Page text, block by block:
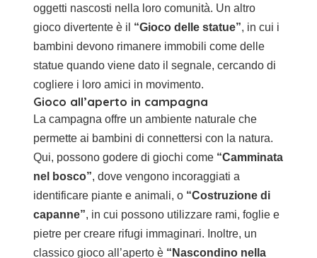
oggetti nascosti nella loro comunità. Un altro
gioco divertente è il “Gioco delle statue”, in cui i
bambini devono rimanere immobili come delle
statue quando viene dato il segnale, cercando di
cogliere i loro amici in movimento.
Gioco all’aperto in campagna
La campagna offre un ambiente naturale che
permette ai bambini di connettersi con la natura.
Qui, possono godere di giochi come “Camminata
nel bosco”, dove vengono incoraggiati a
identificare piante e animali, o “Costruzione di
capanne”, in cui possono utilizzare rami, foglie e
pietre per creare rifugi immaginari. Inoltre, un
classico gioco all’aperto è “Nascondino nella